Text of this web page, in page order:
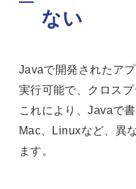
ない
Javaで開発されたア
実行可能で、クロスプ
これにより、Javaで
Mac、Linuxなど、異
ます。